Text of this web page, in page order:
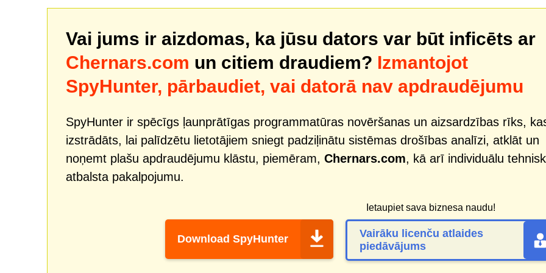
Vai jums ir aizdomas, ka jūsu dators var būt inficēts ar
Chernars.com un citiem draudiem? Izmantojot
SpyHunter, pārbaudiet, vai datorā nav apdraudējumu
SpyHunter ir spēcīgs ļaunprātīgas programmatūras novēršanas un aizsardzības rīks,
izstrādāts, lai palīdzētu lietotājiem sniegt padziļinātu sistēmas drošības analīzi, atklāt un
noņemt plašu apdraudējumu klāstu, piemēram, Chernars.com, kā arī individuālu
atbalsta pakalpojumu.
Download SpyHunter
Ietaupiet sava biznesa naudu!
Vairāku licenču atlaides
piedāvājums